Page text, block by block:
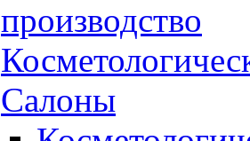
производство
Салоны